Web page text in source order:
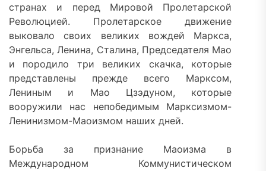
странах и перед Мировой Пролетарской
Революцией. Пролетарское движение
выковало своих великих вождей Маркса,
Энгельса, Ленина, Сталина, Председателя Мао
и породило три великих скачка, которые
представлены прежде всего Марксом,
Лениным и Мао Цзэдуном, которые
вооружили нас непобедимым Марксизмом-
Ленинизмом-Маоизмом наших дней.
Борьба за признание Маоизма в
Международном Коммунистическом